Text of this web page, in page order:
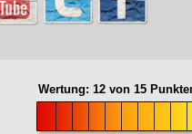
Wertung: 12 von 15